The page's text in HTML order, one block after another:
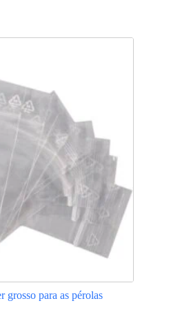
grosso para as pérolas